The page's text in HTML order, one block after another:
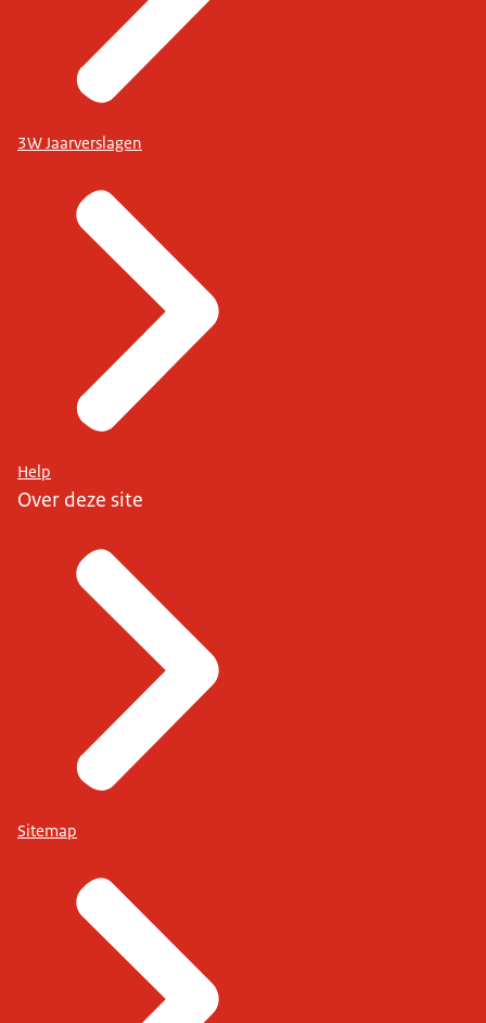
3W Jaarverslagen
Help
Over deze site
Sitemap